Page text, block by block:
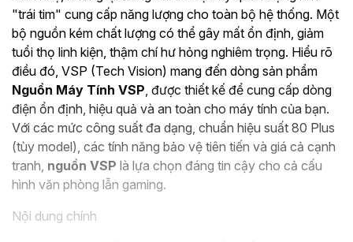
"trái tim" cung cấp năng lượng cho toàn bộ hệ thống. Một
bộ nguồn kém chất lượng có thể gây mất ổn định, giảm
tuổi thọ linh kiện, thậm chí hư hỏng nghiêm trọng. Hiểu rõ
điều đó, VSP (Tech Vision) mang đến dòng sản phẩm
Nguồn Máy Tính VSP , được thiết kế để cung cấp dòng
điện ổn định, hiệu quả và an toàn cho máy tính của bạn.
Với các mức công suất đa dạng, chuẩn hiệu suất 80 Plus
(tùy model), các tính năng bảo vệ tiên tiến và giá cả cạnh
tranh, nguồn VSP là lựa chọn đáng tin cậy cho cả cấu
hình văn phòng lẫn gaming.
Nội dung chính